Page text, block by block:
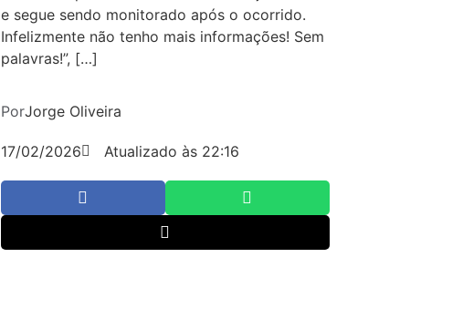
e segue sendo monitorado após o ocorrido.
Infelizmente não tenho mais informações! Sem
palavras!”, […]
PorJorge Oliveira
17/02/2026 Atualizado às 22:16